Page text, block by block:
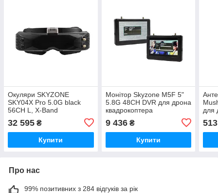
Окуляри SKYZONE
SKY04X Pro 5.0G black
56CH L, X-Band
(SKY04XP5G) для дрона
квадрокоптера
32 595 ₴
Купити
Монітор Skyzone M5F 5"
5.8G 48CH DVR для дрона
квадрокоптера
9 436₴
Купити
для
513
Про нас
99% позитивних з 284 відгуків за рік